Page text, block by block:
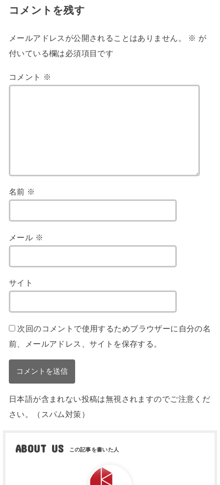
コメントを残す
メールアドレスが公開されることはありません。 ※ が
付いている欄は必須項目です
コメント ※
名前 ※
メール ※
サイト
次回のコメントで使用するためブラウザーに自分の名
前、メールアドレス、サイトを保存する。
日本語が含まれない投稿は無視されますのでご注意くだ
さい。（スパム対策）
ABOUT US